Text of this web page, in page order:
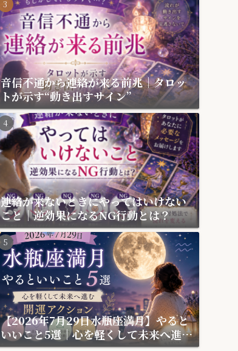
音信不通から連絡が来る前兆｜タロッ
トが示す“動き出すサイン”
連絡が来ないときにやってはいけない
こと｜逆効果になるNG行動とは？
【2026年7月29日水瓶座満月】やると
いいこと5選｜心を軽くして未来へ進む